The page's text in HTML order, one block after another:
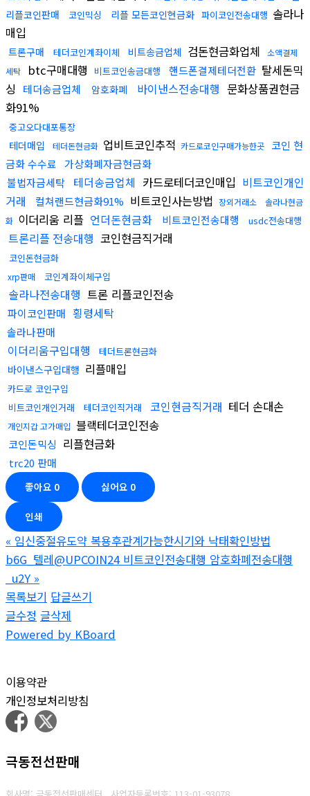
리플코인판매
코인믹싱 리플 모든코인현금화 파이코인전송대행 솔라나
매입
트론구매 테더코인계좌이체 비트송금업체 검돈현금화업체
소액결제
세탁
btc구매대행 비트코인송금대행 핸드폰결제테더전환 탈세돈믹
싱
테더송금업체 암호화폐 바이낸스전송대행 문화상품권현금
화91%
중고오다대포통장
테더매입 테더돈현금화 업비트코인추적 카드로코인구매가능한곳
코인 현
금화 수수료 가상화폐자금현금화
불법자금세탁
테더송금업체 카드로테더코인매입 비트코인개인
거래
컬쳐랜드현금화91% 비트코인사는방법 장외거래소
솔라나현금
화 이더리움 리플 언더돈현금화 비트코인전송대행 usdc전송대행
트론리플 전송대행 코인현금직거래
코인돈현금화
xrp판매 코인계좌이체구입
솔라나전송대행 트론 리플코인전송
파이코인판매 횡령세탁
솔라나판매
이더리움구입대행 테더트론현금화
바이낸스구입대행 리플매입
카드로 코인구입
비트코인개인거래
테더코인직거래 코인현금직거래 테더 손대손
개인지갑 고가매입 블랙테더코인전송
코인돈믹싱 리플현금화
trc20 판매
좋아요 0 싫어요 0
인쇄
« 임신중절유도약 복용후관계가능한시기와 낙태확인방법
b6G_텔레@UPCOIN24 비트코인전송대행 암호화폐전송대행
_u2Y »
목록보기 답글쓰기
글수정 글삭제
Powered by KBoard
이용약관
개인정보처리방침
극동전선판매
회사명: 극동전선판매센터 사업자등록번호: 1 13-01-93078